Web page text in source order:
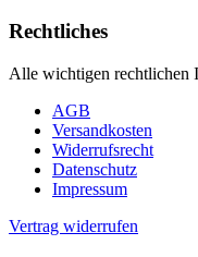
Rechtliches
Alle wichtigen rechtlichen
AGB
Versandkosten
Widerrufsrecht
Datenschutz
Impressum
Vertrag widerrufen